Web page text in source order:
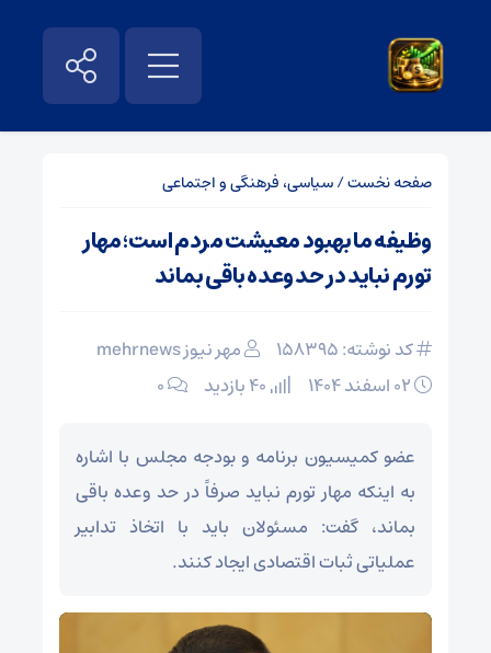
صفحه نخست/سیاسی، فرهنگی و اجتماعی
وظیفه ما بهبود معیشت مردم است؛ مهار
تورم نباید در حد وعده باقی بماند
کد نوشته: 158395
مهر نیوز mehrnews
۰
عضو کمیسیون برنامه و بودجه مجلس با اشاره
به اینکه مهار تورم نباید صرفاً در حد وعده باقی
بماند، گفت: مسئولان باید با اتخاذ تدابیر
عملیاتی ثبات اقتصادی ایجاد کنند.